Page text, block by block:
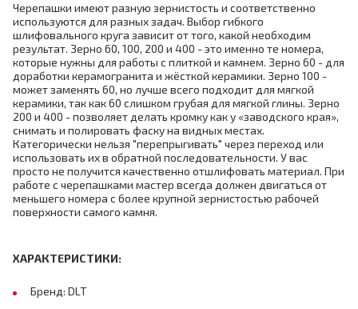
Черепашки имеют разную зернистость и соответственно
используются для разных задач. Выбор гибкого
шлифовального круга зависит от того, какой необходим
результат. Зерно 60, 100, 200 и 400 - это именно те номера,
которые нужны для работы с плиткой и камнем. Зерно 60 - для
доработки керамогранита и жёсткой керамики. Зерно 100 -
может заменять 60, но лучше всего подходит для мягкой
керамики, так как 60 слишком грубая для мягкой глины. Зерно
200 и 400 - позволяет делать кромку как у «заводского края»,
снимать и полировать фаску на видных местах.
Категорически нельзя "перепрыгивать" через переход или
использовать их в обратной последовательности. У вас
просто не получится качественно отшлифовать материал. При
работе с черепашками мастер всегда должен двигаться от
меньшего номера с более крупной зернистостью рабочей
поверхности самого камня.
ХАРАКТЕРИСТИКИ:
Бренд: DLT